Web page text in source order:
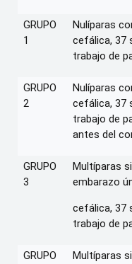
GRUPO
1
Nulíparas
cefálica, 37
trabajo de
GRUPO
2
Nulíparas
cefálica, 37
trabajo de
antes del
GRUPO
3
Multíparas
embarazo
cefálica, 37
trabajo de
GRUPO
Multíparas